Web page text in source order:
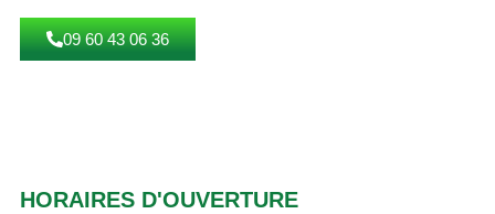
09 60 43 06 36
HORAIRES D'OUVERTURE